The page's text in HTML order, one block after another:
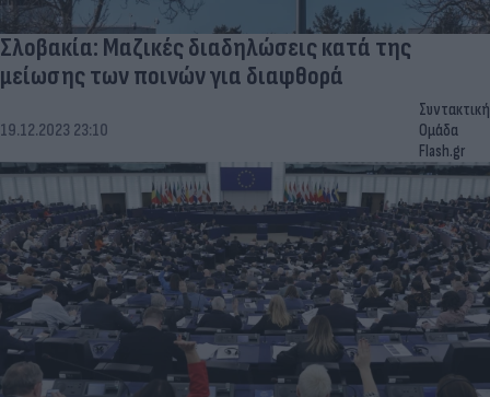
Σλοβακία: Μαζικές διαδηλώσεις κατά της
μείωσης των ποινών για διαφθορά
19.12.2023 23:10
Συντακτική
Ομάδα
Flash.gr